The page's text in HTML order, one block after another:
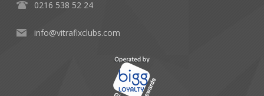
0216 538 52 24
info@vitrafixclubs.com